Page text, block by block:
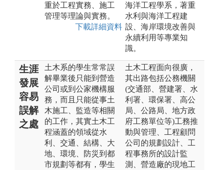
重於工程實務、施工
管理等理論與實務。
下載詳細資料
海洋工程學系，著重
水利與海洋工程建
設、海岸環境改善與
永續利用等專業知
識。
生涯
發展
容易
誤解
之處
土木系的學生常常誤
解畢業後只能到營造
公司或到公家機構服
務，而且只能從事土
木施工、監造等相關
的工作，其實土木工
程涵蓋的領域從水
利、交通、結構、大
地、環境、防災到都
市規劃等都有，學生
土木工程面向很廣，
其出路包括公務機關
(交通部、營建署、水
利署、環保署、高公
局、公路局、地方政
府工務單位等)工務推
動與管理、工程顧問
公司的規劃設計、工
程事務所的設計監
測、營造廠的現地工